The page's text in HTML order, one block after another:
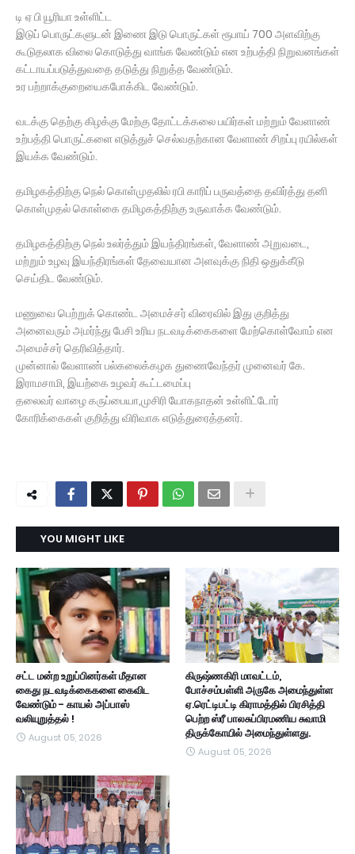
டி ஏ பி யூரியா உள்ளிட்ட
இடுப் பொருட்களுடன் இணை இடு பொருட்கள் ரூபாய் 700 அளவிற்கு
கூடுதலாக விலை கொடுத்து வாங்க வேண்டும் என உற்பத்தி நிறுவனங்கள்
கட்டாயப்படுத்துவதை தடுத்து நிறுத்த வேண்டும்.
உர பற்றாக்குறையைகபோக்கிட வேண்டும்.
வடக்கு தெற்கு கிழக்கு மேற்கு தோட்டக்கலை பயிர்கள் மற்றும் வேளாண்
உற்பத்தி பொருட்களை எடுத்துச் செல்வதற்கான வேளாண் சிறப்பு ரயில்கள்
இயக்க வேண்டும்.
தமிழகத்திற்கு நெல் கொள்முதலில் ரபி காரிப் பருவத்தை தவிர்த்து தனி
கொள்முதல் கொள்கை தமிழகத்திற்கு உருவாக்க வேண்டும்.
தமிழகத்திற்கு நெல் உலர்த்தும் இயந்திரங்கள், வேளாண் அறுவடை,
மற்றும் உழவு இயந்திரங்கள் தேவையான அளவுக்கு நிதி ஒதுக்கீடு
செய்திட வேண்டும்.
மணுவை பெற்றுக் கொண்ட அமைச்சர் விரைவில் இது குறித்து
அனைவரும் அமர்ந்து பேசி உரிய நடவடிக்கைகளை மேற்கொள்வோம் என
அமைச்சர் தெரிவித்தார்.
முன்னால் வேளாண் பல்கலைக்கழக துணைவேந்தர் முனைவர் கே.
இராமசாமி, இயற்கை உழவர் கூட்டமைப்பு
தலைவர் வாழை கருப்பையா,முசிரி யோகநாதன் உள்ளிட்டோர்
கோரிக்கைகள் குறித்து விரிவாக எடுத்துரைத்தனர்.
YOU MIGHT LIKE
சட்ட மன்ற உறுப்பினர்கள் மீதான
கைது நடவடிக்கைகளை கைவிட
வேண்டும் - காயல் அப்பாஸ்
வலியுறுத்தல் !
August 05, 2026
கிருஷ்ணகிரி மாவட்டம்,
போச்சம்பள்ளி அருகே அமைந்துள்ள
ஏ.ரெட்டிபட்டி கிராமத்தில் பிரசித்தி
பெற்ற ஸ்ரீ பாலசுப்பிரமணிய சுவாமி
திருக்கோயில் அமைந்துள்ளது.
August 05, 2026